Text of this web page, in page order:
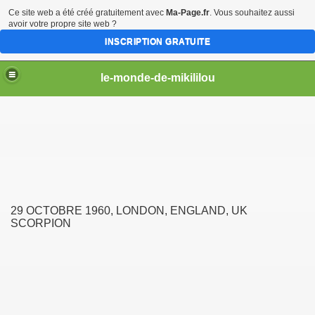
le-monde-de-mikililou
29 OCTOBRE 1960, LONDON, ENGLAND, UK
SCORPION
Ce site web a été créé gratuitement avec Ma-Page.fr. Vous souhaitez aussi
avoir votre propre site web ?
INSCRIPTION GRATUITE